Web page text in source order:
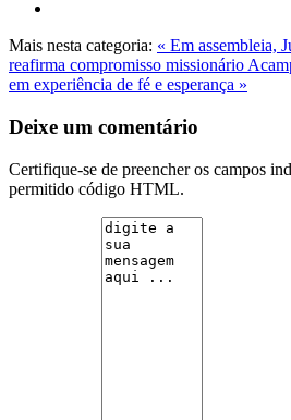
Mais nesta categoria: « Em assembleia,
reafirma compromisso missionário
em experiência de fé e esperança »
Deixe um comentário
Certifique-se de preencher os campos
permitido código HTML.